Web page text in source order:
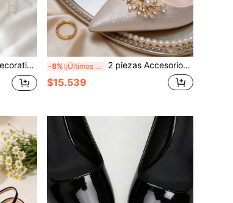
deportivos estilo chica francesa -8% ¡Últimos 3 días 2 piezas Accesorios desmontables DIY para zapatos, hebilla de decoración de flor con forma de ala dorada decorada con cristales artificiales para zapatos de tacón alto, accesorios de zapatos elegantes y de moda, hebilla de clip para zapatos, zapatos de tacón alto para mujer en colores negro, blanco, rojo y nude, zapatos casuales, zuecos, decoración de zapatos para mujer, zapatos de novia, zapatos para citas, zapatos de boda, zapatos de oficina y negocios para mujer
$15.539